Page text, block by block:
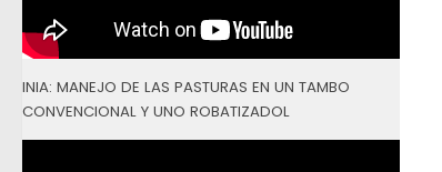
INIA: MANEJO DE LAS PASTURAS EN UN TAMBO
CONVENCIONAL Y UNO ROBATIZADOL